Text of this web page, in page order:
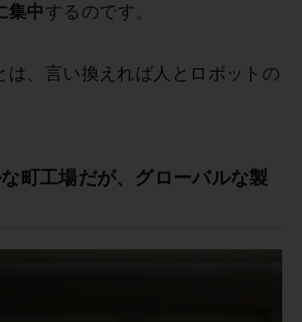
集中するのです。
は、言い換えれば人とロボットの
町工場だが、グローバルな製